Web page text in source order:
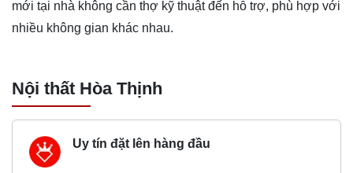
mới tại nhà không cần thợ kỹ thuật đến hỗ trợ, phù hợp với
nhiều không gian khác nhau.
Nội thất Hòa Thịnh
Uy tín đặt lên hàng đầu